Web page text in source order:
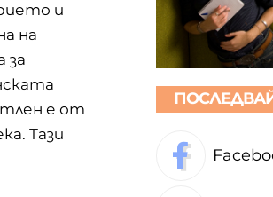
и
на
за
е от
Тази